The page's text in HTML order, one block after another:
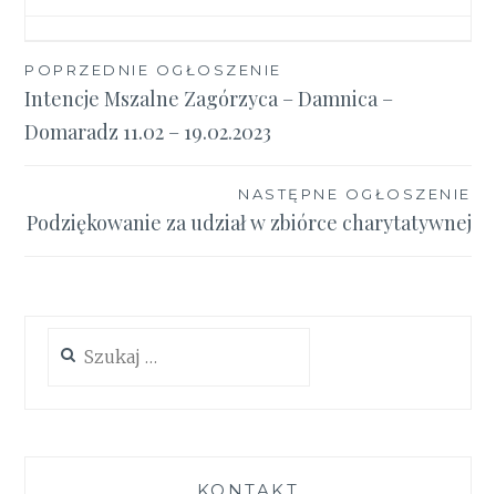
Nawigacja
wpisu
POPRZEDNIE OGŁOSZENIE
Intencje Mszalne Zagórzyca – Damnica –
Domaradz 11.02 – 19.02.2023
NASTĘPNE OGŁOSZENIE
Podziękowanie za udział w zbiórce charytatywnej
KONTAKT